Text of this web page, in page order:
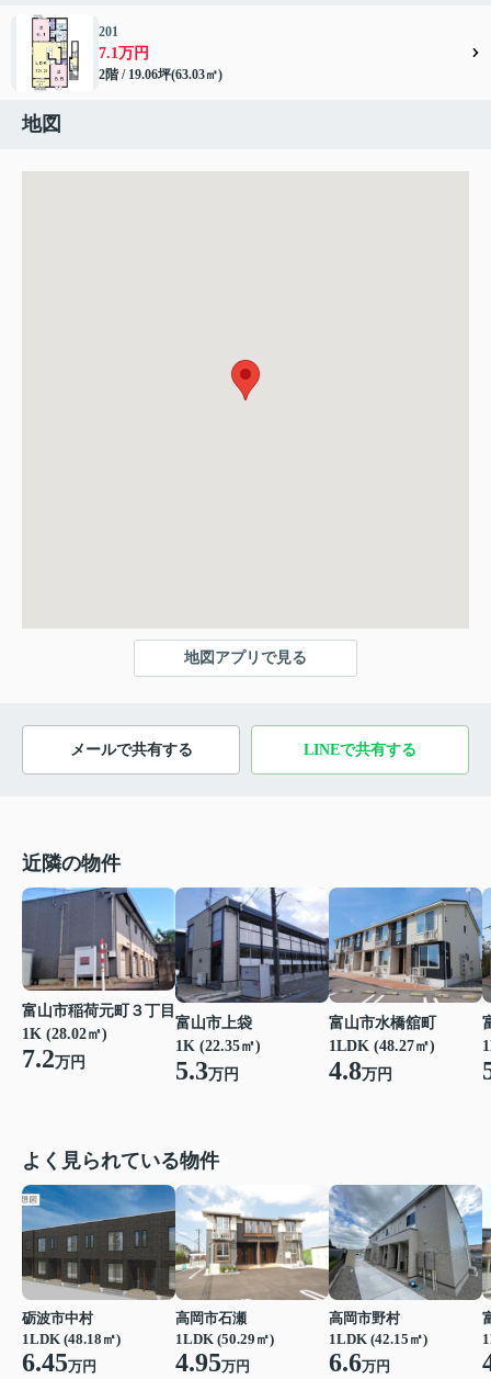
201
7.1万円
2階 / 19.06坪(63.03㎡)
地図
地図アプリで見る
メールで共有する LINEで共有する
近隣の物件
富山市稲荷元町３丁目
1K (28.02㎡)
7.2万円
富山市上袋
1K (22.35㎡)
5.3万円
富山市水橋舘町
1LDK (48.27㎡)
4.8万円
よく見られている物件
砺波市中村
1LDK (48.18㎡)
6.45万円
高岡市石瀬
1LDK (50.29㎡)
4.95万円
高岡市野村
1LDK (42.15㎡)
6.6万円